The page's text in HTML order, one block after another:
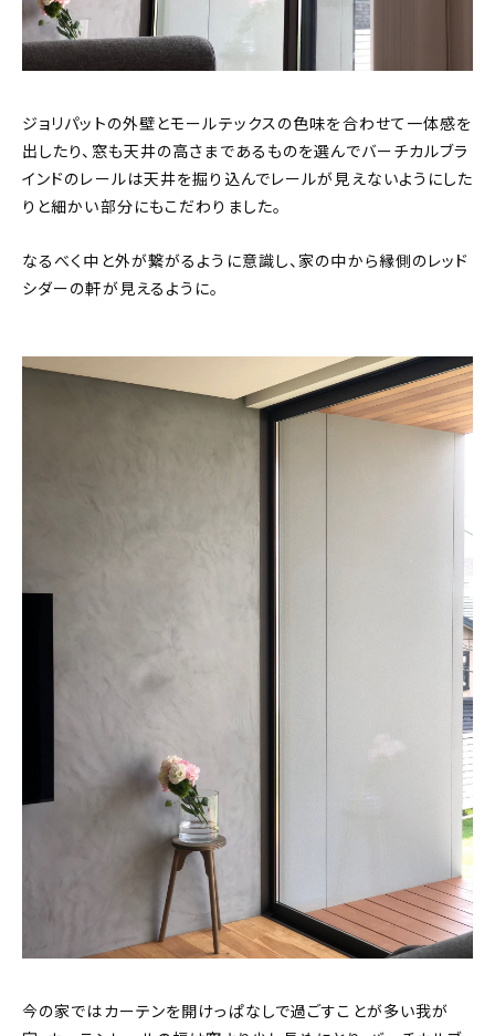
ジョリパットの外壁とモールテックスの色味を合わせて一体感を
出したり、窓も天井の高さまであるものを選んでバーチカルブラ
インドのレールは天井を掘り込んでレールが見えないようにした
りと細かい部分にもこだわりました。
なるべく中と外が繋がるように意識し、家の中から縁側のレッド
シダーの軒が見えるように。
今の家ではカーテンを開けっぱなしで過ごすことが多い我が